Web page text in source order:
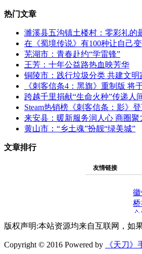
热门文章
濉溪县五沟镇土楼村：零彩礼的
在《蜀境传说》有100种让自己
芜湖市：青春赴约“学雷锋”
王芳：十年公益路热血映芳华
铜陵市：践行垃圾分类 共建文明
《刺客信条4：黑旗》重制版 将
跨越千里捐献“生命火种”传递人
Steam热销榜《刺客信条：影》
来安县：暖新服务润人心 商圈聚
黄山市：“乡土魂”扮靓“绿美城”
文章排行
友情链接
版权声明:本站资源均来自互联网，如
Copyright © 2016 Powered by 《天刀